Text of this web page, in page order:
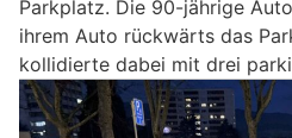
Parkplatz. Die 90-jährige
ihrem Auto rückwärts das
kollidierte dabei mit drei